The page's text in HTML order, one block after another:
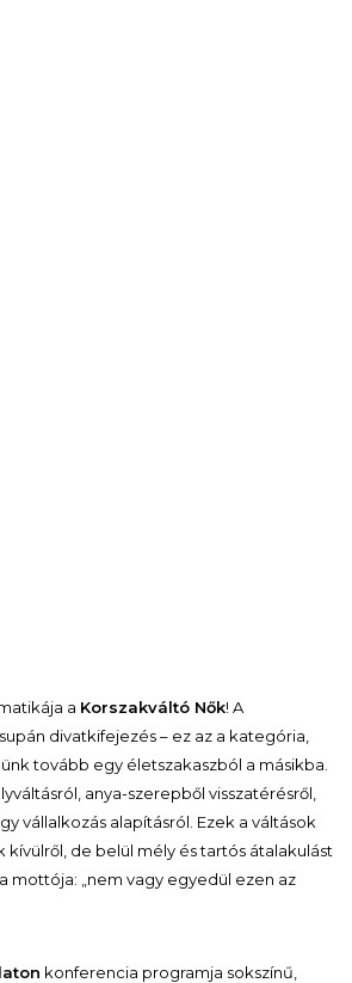
a Korszakváltó Nők! A
divatkifejezés – ez az a kategória,
tovább egy életszakaszból a másikba.
anya-szerepből visszatérésről,
vállalkozás alapításról. Ezek a váltások
de belül mély és tartós átalakulást
mottója: „nem vagy egyedül ezen az
konferencia programja sokszínű,